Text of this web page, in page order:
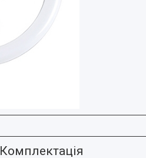
Комплектація